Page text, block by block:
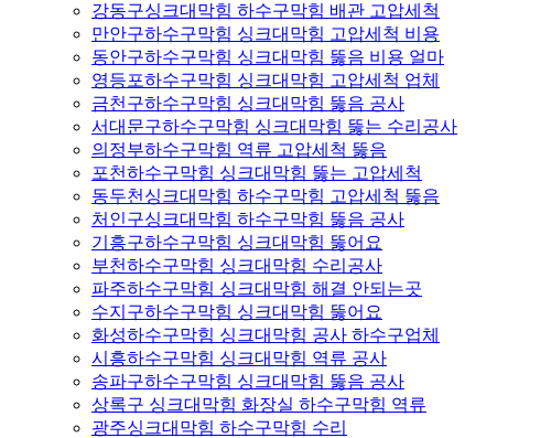
강동구싱크대막힘 하수구막힘 배관 고압세척
만안구하수구막힘 싱크대막힘 고압세척 비용
동안구하수구막힘 싱크대막힘 뚫음 비용 얼마
영등포하수구막힘 싱크대막힘 고압세척 업체
금천구하수구막힘 싱크대막힘 뚫음 공사
서대문구하수구막힘 싱크대막힘 뚫는 수리공사
의정부하수구막힘 역류 고압세척 뚫음
포천하수구막힘 싱크대막힘 뚫는 고압세척
동두천싱크대막힘 하수구막힘 고압세척 뚫음
처인구싱크대막힘 하수구막힘 뚫음 공사
기흥구하수구막힘 싱크대막힘 뚫어요
부천하수구막힘 싱크대막힘 수리공사
파주하수구막힘 싱크대막힘 해결 안되는곳
수지구하수구막힘 싱크대막힘 뚫어요
화성하수구막힘 싱크대막힘 공사 하수구업체
시흥하수구막힘 싱크대막힘 역류 공사
송파구하수구막힘 싱크대막힘 뚫음 공사
상록구 싱크대막힘 화장실 하수구막힘 역류
광주싱크대막힘 하수구막힘 수리